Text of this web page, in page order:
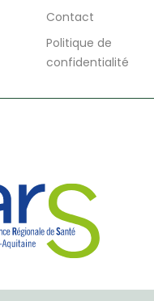
Contact
Politique de
confidentialité